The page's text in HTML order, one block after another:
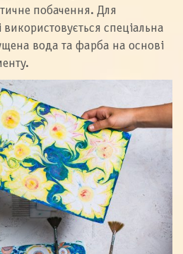
побачення. Для
спеціальна
вода та фарба на основі